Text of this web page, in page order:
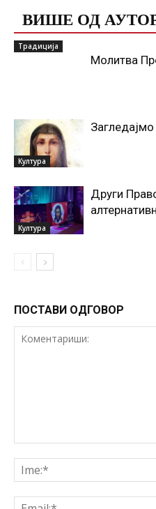
ВИШЕ ОД
Традиција
Молитва
Култура
Култура
Други
ПОСТАВИ ОДГОВОР